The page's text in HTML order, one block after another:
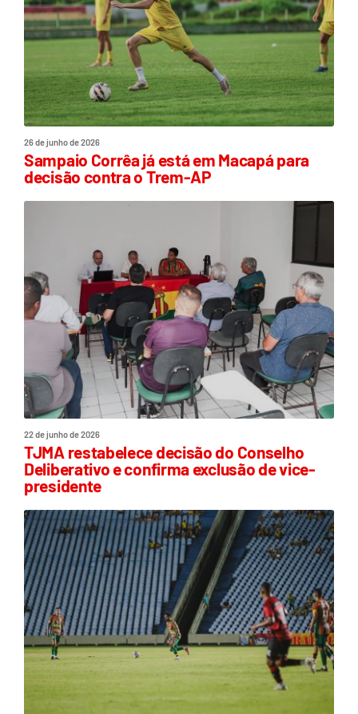
26 de junho de 2026
Sampaio Corrêa já está em Macapá para
decisão contra o Trem-AP
22 de junho de 2026
TJMA restabelece decisão do Conselho
Deliberativo e confirma exclusão de vice-
presidente